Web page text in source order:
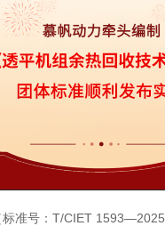
准号：T/CIET